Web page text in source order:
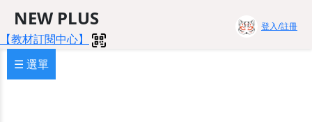
NEW PLUS
【教材訂閱中心】
登入/註冊
☰ 選單